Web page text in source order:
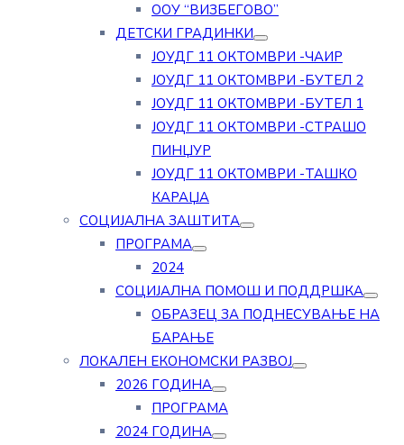
ООУ “ВИЗБЕГОВО”
ДЕТСКИ ГРАДИНКИ
ЈОУДГ 11 ОКТОМВРИ -ЧАИР
ЈОУДГ 11 ОКТОМВРИ -БУТЕЛ 2
ЈОУДГ 11 ОКТОМВРИ -БУТЕЛ 1
ЈОУДГ 11 ОКТОМВРИ -СТРАШО
ПИНЏУР
ЈОУДГ 11 ОКТОМВРИ -ТАШКО
КАРАЏА
СОЦИЈАЛНА ЗАШТИТА
ПРОГРАМА
2024
СОЦИЈАЛНА ПОМОШ И ПОДДРШКА
ОБРАЗЕЦ ЗА ПОДНЕСУВАЊЕ НА
БАРАЊЕ
ЛОКАЛЕН ЕКОНОМСКИ РАЗВОЈ
2026 ГОДИНА
ПРОГРАМА
2024 ГОДИНА